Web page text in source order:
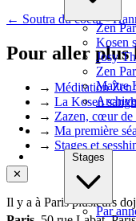
Zen
Kosen
Josy
Zen
Maître
Stages
Par
← Soutra du coeur -
Pour aller plus
→ Méditation Zen
→ La Kosen
→ Zazen, cœur de
→ Ma première
→ Stages et
✕
Il y a à Paris plusieurs